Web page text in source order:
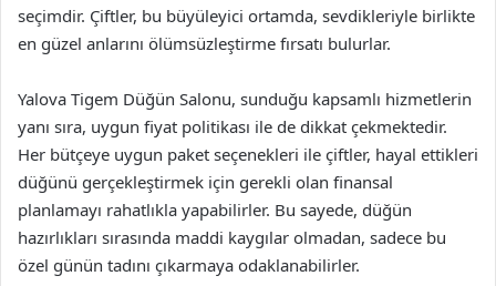
seçimdir. Çiftler, bu büyüleyici ortamda, sevdikleriyle birlikte
en güzel anlarını ölümsüzleştirme fırsatı bulurlar.
Yalova Tigem Düğün Salonu, sunduğu kapsamlı hizmetlerin
yanı sıra, uygun fiyat politikası ile de dikkat çekmektedir.
Her bütçeye uygun paket seçenekleri ile çiftler, hayal ettikleri
düğünü gerçekleştirmek için gerekli olan finansal
planlamayı rahatlıkla yapabilirler. Bu sayede, düğün
hazırlıkları sırasında maddi kaygılar olmadan, sadece bu
özel günün tadını çıkarmaya odaklanabilirler.